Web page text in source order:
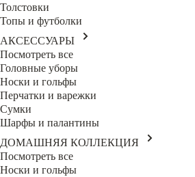
Толстовки
Топы и футболки
АКСЕССУАРЫ
Посмотреть все
Головные уборы
Носки и гольфы
Перчатки и варежки
Сумки
Шарфы и палантины
ДОМАШНЯЯ КОЛЛЕКЦИЯ
Посмотреть все
Носки и гольфы